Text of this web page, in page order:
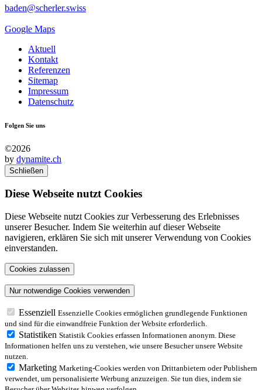
baden@scherler.swiss
Google Maps
Aktuell
Kontakt
Referenzen
Sitemap
Impressum
Datenschutz
Folgen Sie uns
©2026
by dynamite.ch
Schließen
Diese Webseite nutzt Cookies
Diese Webseite nutzt Cookies zur Verbesserung des Erlebnisses
unserer Besucher. Indem Sie weiterhin auf dieser Webseite
navigieren, erklären Sie sich mit unserer Verwendung von Cookies
einverstanden.
Essenziell Essenzielle Cookies ermöglichen grundlegende Funktionen
und sind für die einwandfreie Funktion der Website erforderlich.
Statistiken Statistik Cookies erfassen Informationen anonym. Diese
Informationen helfen uns zu verstehen, wie unsere Besucher unsere Website
nutzen.
Marketing Marketing-Cookies werden von Drittanbietern oder Publishern
verwendet, um personalisierte Werbung anzuzeigen. Sie tun dies, indem sie